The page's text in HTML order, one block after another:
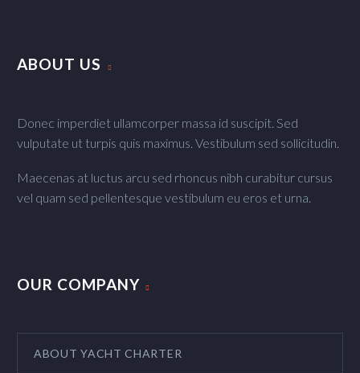
ABOUT US
Donec imperdiet ullamcorper massa id suscipit. Sed
vulputate ut turpis quis maximus. Vestibulum sed sollicitudin.
Maecenas at luctus arcu sed rhoncus nibh curabitur cursus
vel quam sed pellentesque vestibulum eu eros et urna.
OUR COMPANY
ABOUT YACHT CHARTER